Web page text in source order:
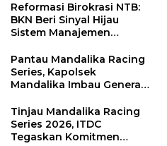
Reformasi Birokrasi NTB:
BKN Beri Sinyal Hijau
Sistem Manajemen
Pantau Mandalika Racing
Series, Kapolsek
Mandalika Imbau Generasi
Sirkuit, Bukan Jalan Raya
Tinjau Mandalika Racing
Series 2026, ITDC
Tegaskan Komitmen